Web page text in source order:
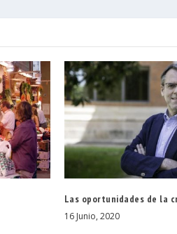
Las oportunidades de la
16 Junio, 2020